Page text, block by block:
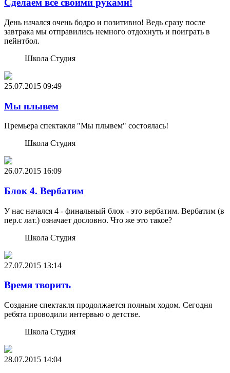
Сделаем все своими руками!
День начался очень бодро и позитивно! Ведь сразу после
завтрака мы отправились немного отдохнуть и поиграть в
пейнтбол.
Школа Студия
25.07.2015 09:49
Мы плывем
Премьера спектакля "Мы плывем" состоялась!
Школа Студия
26.07.2015 16:09
Блок 4. Вербатим
У нас начался 4 - финальный блок - это вербатим. Вербатим (в
пер.с лат.) означает дословно. Что же это такое?
Школа Студия
27.07.2015 13:14
Время творить
Создание спектакля продолжается полным ходом. Сегодня
ребята проводили интервью о детстве.
Школа Студия
28.07.2015 14:04